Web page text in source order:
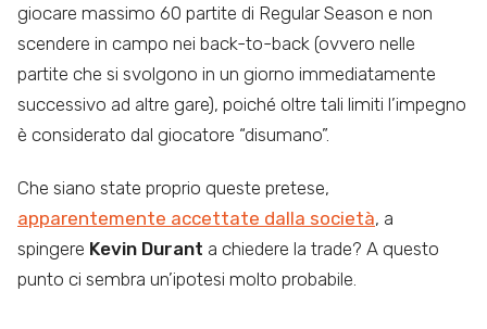
giocare massimo 60 partite di Regular Season e non
scendere in campo nei back-to-back (ovvero nelle
partite che si svolgono in un giorno immediatamente
successivo ad altre gare), poiché oltre tali limiti l’impegno
è considerato dal giocatore “disumano”.
Che siano state proprio queste pretese,
apparentemente accettate dalla società, a
spingere Kevin Durant a chiedere la trade? A questo
punto ci sembra un’ipotesi molto probabile.